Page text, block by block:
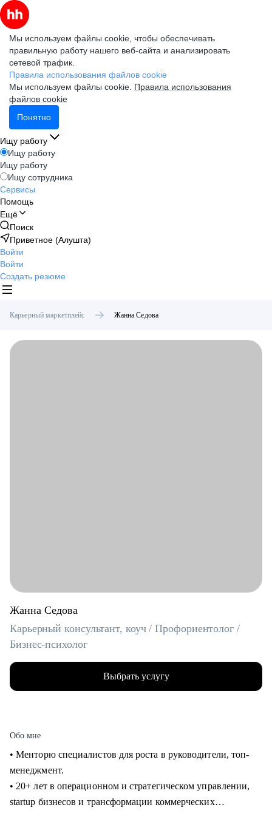
Мы используем файлы cookie, чтобы обеспечивать
правильную работу нашего веб-сайта и анализировать
сетевой трафик.
Правила использования файлов cookie
Мы используем файлы cookie. Правила использования
файлов cookie
Понятно
Ищу работу
Ищу работу
Ищу работу
Ищу сотрудника
Сервисы
Помощь
Ещё
Поиск
Приветное (Алушта)
Войти
Войти
Создать резюме
Карьерный маркетплейс Жанна Седова
Жанна Седова
Карьерный консультант, коуч / Профориентолог /
Бизнес-психолог
Выбрать услугу
Обо мне
• Менторю специалистов для роста в руководители, топ-
менеджмент.
• 20+ лет в операционном и стратегическом управлении,
startup бизнесов и трансформации коммерческих